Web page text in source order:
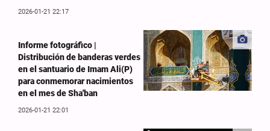
2026-01-21 22:17
Informe fotográfico |
Distribución de banderas verdes
en el santuario de Imam Ali(P)
para conmemorar nacimientos
en el mes de Sha'ban
2026-01-21 22:01